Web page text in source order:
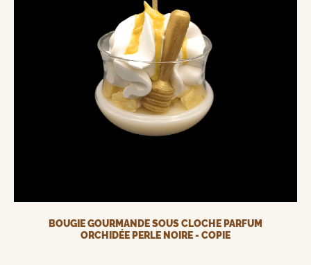
BOUGIE GOURMANDE SOUS CLOCHE PARFUM
ORCHIDÉE PERLE NOIRE - COPIE